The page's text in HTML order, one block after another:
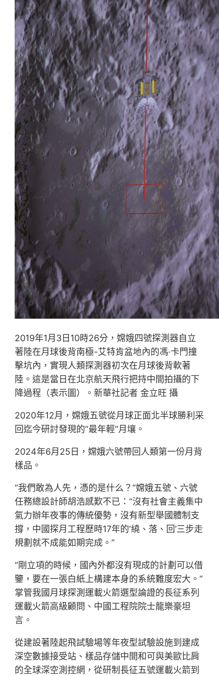
2019年1月3日10時26分，嫦娥四號探測器自立
著陸在月球後背南極-艾特肯盆地內的馮·卡門撞
擊坑內，實現人類探測器初次在月球後背軟著
陸。這是當日在北京航天飛行把持中間拍攝的下
降過程（表示圖）。新華社記者 金立旺 攝
2020年12月，嫦娥五號從月球正面北半球勝利采
回迄今研討發現的“最年輕”月壤。
2024年6月25日，嫦娥六號帶回人類第一份月背
樣品。
“我們敢為人先，憑的是什么？”嫦娥五號、六號
任務總設計師胡浩感歎不已：“沒有社會主義集中
氣力辦年夜事的傳統優勢，沒有新型舉國體制支
撐，中國探月工程歷時17年的‘繞、落、回’三步走
規劃就不成能如期完成。”
“剛立項的時候，國內外都沒有現成的計劃可以借
鑒，要在一張白紙上構建本身的系統難度宏大。”
掌管我國月球探測運載火箭選型論證的長征系列
運載火箭高級顧問、中國工程院院士龍樂豪坦
言。
從建設著陸起飛試驗場等年夜型試驗設施到建成
深空數據接受站、樣品存儲中間和可與美歐比肩
的全球深空測控網，從研制長征五號運載火箭到